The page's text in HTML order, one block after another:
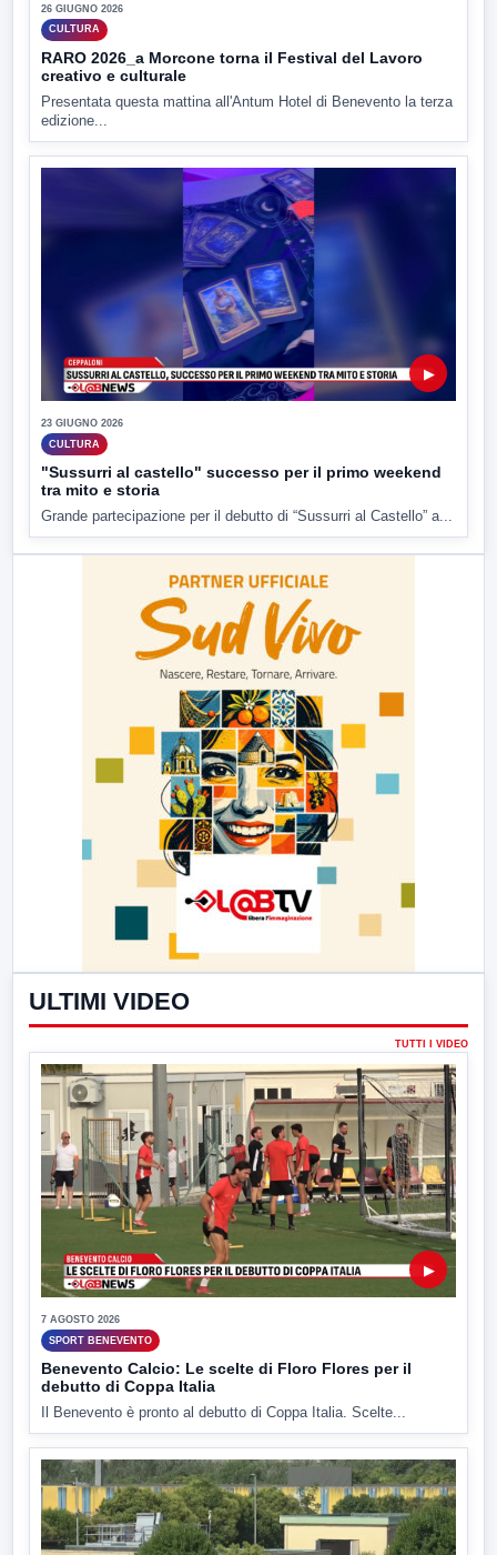
26 GIUGNO 2026
CULTURA
RARO 2026_a Morcone torna il Festival del Lavoro
creativo e culturale
Presentata questa mattina all'Antum Hotel di Benevento la terza
edizione...
▶
23 GIUGNO 2026
CULTURA
"Sussurri al castello" successo per il primo weekend
tra mito e storia
Grande partecipazione per il debutto di “Sussurri al Castello” a...
ULTIMI VIDEO
TUTTI I VIDEO
▶
7 AGOSTO 2026
SPORT BENEVENTO
Benevento Calcio: Le scelte di Floro Flores per il
debutto di Coppa Italia
Il Benevento è pronto al debutto di Coppa Italia. Scelte...